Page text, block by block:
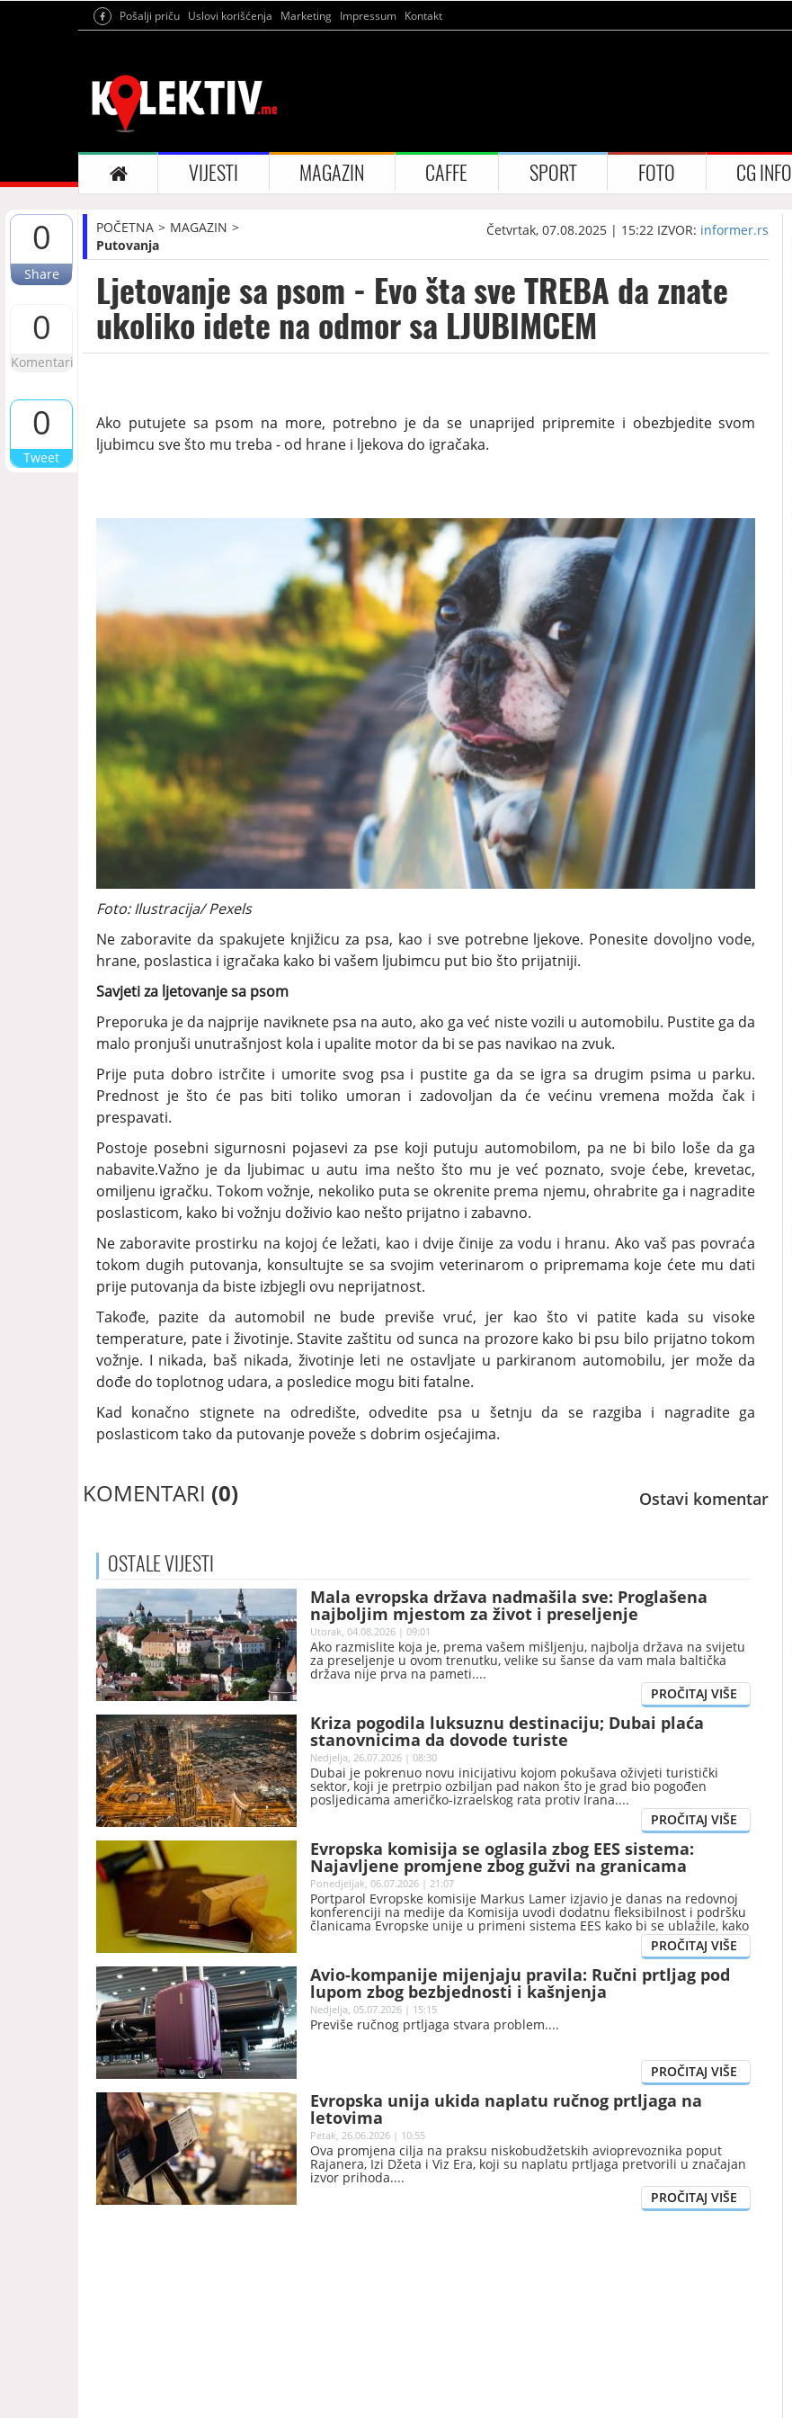
Pošalji priču Uslovi korišćenja Marketing Impressum Kontakt
VIJESTI MAGAZIN CAFFE SPORT FOTO CG INFO
0
Share
0
Komentari
0
Tweet
POČETNA
MAGAZIN
Putovanja
Četvrtak, 07.08.2025 | 15:22 IZVOR: informer.rs
Ljetovanje sa psom - Evo šta sve TREBA da znate
ukoliko idete na odmor sa LJUBIMCEM
Ako putujete sa psom na more, potrebno je da se unaprijed pripremite i obezbjedite svom
ljubimcu sve što mu treba - od hrane i ljekova do igračaka.
Foto: Ilustracija/ Pexels
Ne zaboravite da spakujete knjižicu za psa, kao i sve potrebne ljekove. Ponesite dovoljno vode,
hrane, poslastica i igračaka kako bi vašem ljubimcu put bio što prijatniji.
Savjeti za ljetovanje sa psom
Preporuka je da najprije naviknete psa na auto, ako ga već niste vozili u automobilu. Pustite ga da
malo pronjuši unutrašnjost kola i upalite motor da bi se pas navikao na zvuk.
Prije puta dobro istrčite i umorite svog psa i pustite ga da se igra sa drugim psima u parku.
Prednost je što će pas biti toliko umoran i zadovoljan da će većinu vremena možda čak i
prespavati.
Postoje posebni sigurnosni pojasevi za pse koji putuju automobilom, pa ne bi bilo loše da ga
nabavite.Važno je da ljubimac u autu ima nešto što mu je već poznato, svoje ćebe, krevetac,
omiljenu igračku. Tokom vožnje, nekoliko puta se okrenite prema njemu, ohrabrite ga i nagradite
poslasticom, kako bi vožnju doživio kao nešto prijatno i zabavno.
Ne zaboravite prostirku na kojoj će ležati, kao i dvije činije za vodu i hranu. Ako vaš pas povraća
tokom dugih putovanja, konsultujte se sa svojim veterinarom o pripremama koje ćete mu dati
prije putovanja da biste izbjegli ovu neprijatnost.
Takođe, pazite da automobil ne bude previše vruć, jer kao što vi patite kada su visoke
temperature, pate i životinje. Stavite zaštitu od sunca na prozore kako bi psu bilo prijatno tokom
vožnje. I nikada, baš nikada, životinje leti ne ostavljate u parkiranom automobilu, jer može da
dođe do toplotnog udara, a posledice mogu biti fatalne.
Kad konačno stignete na odredište, odvedite psa u šetnju da se razgiba i nagradite ga
poslasticom tako da putovanje poveže s dobrim osjećajima.
KOMENTARI (0) Ostavi komentar
OSTALEVIJESTI
Mala evropska država nadmašila sve: Proglašena
najboljim mjestom za život i preseljenje
Utorak, 04.08.2026 | 09:01
Ako razmislite koja je, prema vašem mišljenju, najbolja država na svijetu
za preseljenje u ovom trenutku, velike su šanse da vam mala baltička
država nije prva na pameti.
Kriza pogodila luksuznu destinaciju; Dubai plaća
stanovnicima da dovode turiste
Nedjelja, 26.07.2026 | 08:30
Dubai je pokrenuo novu inicijativu kojom pokušava oživjeti turistički
sektor, koji je pretrpio ozbiljan pad nakon što je grad bio pogođen
posljedicama američko-izraelskog rata protiv Irana.
Evropska komisija se oglasila zbog EES sistema:
Najavljene promjene zbog gužvi na granicama
Ponedjeljak, 06.07.2026 | 21:07
Portparol Evropske komisije Markus Lamer izjavio je danas na redovnoj
konferenciji na medije da Komisija uvodi dodatnu fleksibilnost i podršku
članicama Evropske unije u primeni sistema EES kako bi se ublažile, kako
je naveo, privremene gužve na granicama.
Avio-kompanije mijenjaju pravila: Ručni prtljag pod
lupom zbog bezbjednosti i kašnjenja
Nedjelja, 05.07.2026 | 15:15
Previše ručnog prtljaga stvara problem.
Evropska unija ukida naplatu ručnog prtljaga na
letovima
Petak, 26.06.2026 | 10:55
Ova promjena cilja na praksu niskobudžetskih avioprevoznika poput
Rajanera, Izi Džeta i Viz Era, koji su naplatu prtljaga pretvorili u značajan
izvor prihoda.